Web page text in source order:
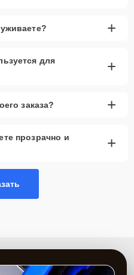
+
для
+
заказа? +
прозрачно и
+